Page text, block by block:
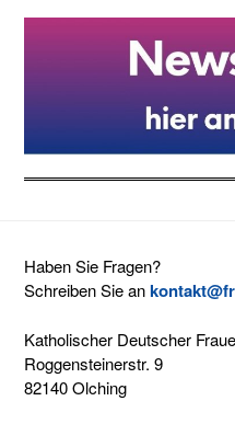
Haben Sie Fragen?
Schreiben Sie an
Katholischer Deutscher
Roggensteinerstr. 9
82140 Olching